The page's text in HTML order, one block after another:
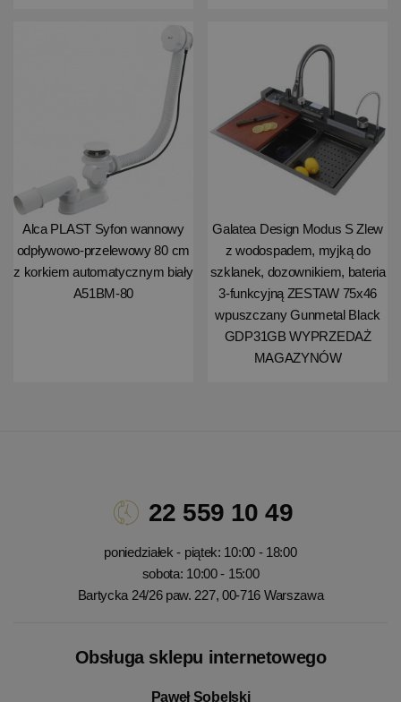
Alca PLAST Syfon wannowy
odpływowo-przelewowy 80 cm
z korkiem automatycznym biały
A51BM-80
Galatea Design Modus S Zlew
z wodospadem, myjką do
szklanek, dozownikiem, bateria
3-funkcyjną ZESTAW 75x46
wpuszczany Gunmetal Black
GDP31GB WYPRZEDAŻ
MAGAZYNÓW
22 559 10 49
poniedziałek - piątek: 10:00 - 18:00
sobota: 10:00 - 15:00
Bartycka 24/26 paw. 227, 00-716 Warszawa
Obsługa sklepu internetowego
Paweł Sobelski